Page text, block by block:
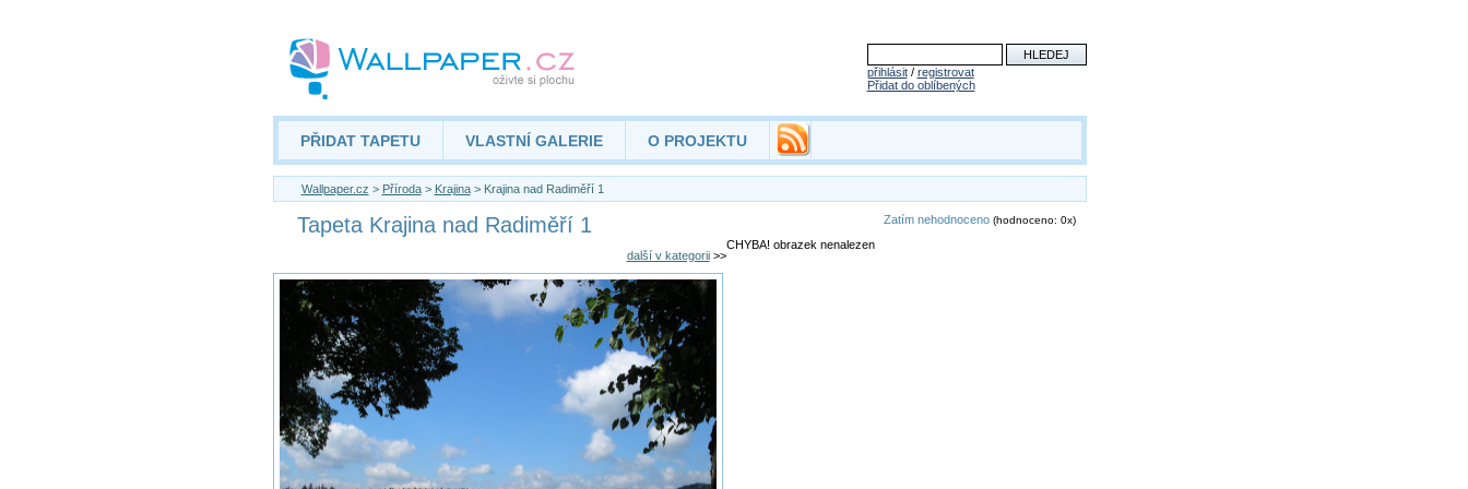
přihlásit/ registrovat
Přidat do oblíbených
PŘIDAT TAPETU VLASTNÍ GALERIE O PROJEKTU
Wallpaper.cz > Příroda> Krajina> Krajina nad Radiměří 1
Tapeta Krajina nad Radiměří 1 Zatím nehodnoceno (hodnoceno: 0x)
další v kategorii>>
CHYBA! obrazek nenalezen